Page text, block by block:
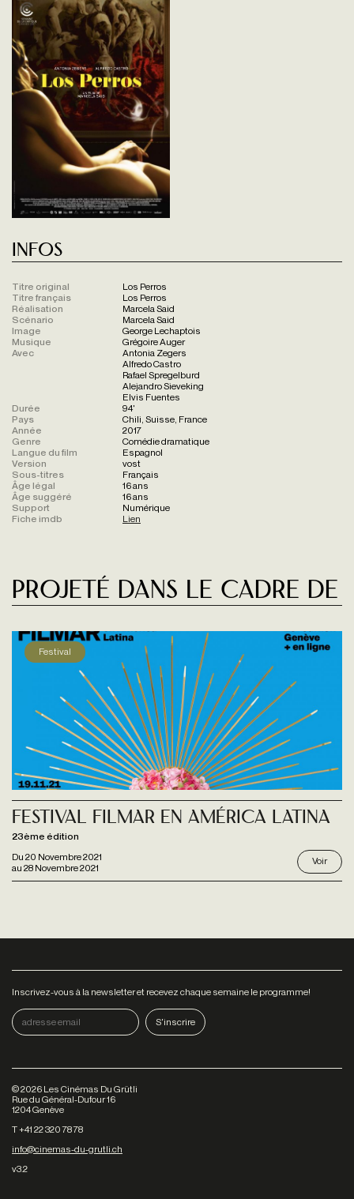
Infos
Titre original
Los Perros
Titre français
Los Perros
Réalisation
Marcela Said
Scénario
Marcela Said
Image
George Lechaptois
Musique
Grégoire Auger
Avec
Antonia Zegers
Alfredo Castro
Rafael Spregelburd
Alejandro Sieveking
Elvis Fuentes
Durée
94'
Pays
Chili, Suisse, France
Année
2017
Genre
Comédie dramatique
Langue du film
Espagnol
Version
vost
Sous-titres
Français
Âge légal
16 ans
Âge suggéré
16 ans
Support
Numérique
Fiche imdb
Lien
Projeté dans le cadre de
Festival
Du 20 Novembre 2021
au 28 Novembre 2021
Festival Filmar en América Latina
23ème édition
Voir
Inscrivez-vous à la newsletter et recevez chaque semaine le programme!
©2026 Les Cinémas Du Grütli
Rue du Général-Dufour 16
1204 Genève
T +41 22 320 78 78
info@cinemas-du-grutli.ch
v3.2